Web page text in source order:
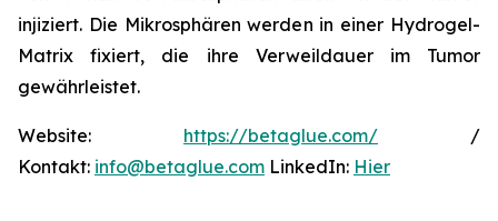
injiziert. Die Mikrosphären werden in einer Hydrogel-
Matrix fixiert, die ihre Verweildauer im Tumor
gewährleistet.
Website: https://betaglue.com/ /
Kontakt: info@betaglue.com LinkedIn: Hier